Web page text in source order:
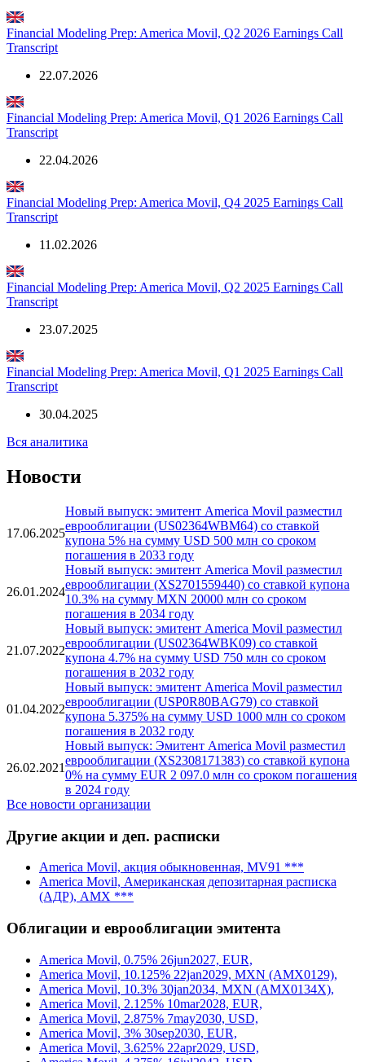
Аналитика о компании
Transcript
22.07.2026
Transcript
22.04.2026
Transcript
11.02.2026
Transcript
23.07.2025
Transcript
Новости
17.06.2025
Новый выпуск: эмитент America Movil разместил
еврооблигации (US02364WBM64) со ставкой
купона 5% на сумму USD 500 млн со сроком
погашения в 2033 году
26.01.2024
Новый выпуск: эмитент America Movil разместил
еврооблигации (XS2701559440) со ставкой купона
10.3% на сумму MXN 20000 млн со сроком
погашения в 2034 году
21.07.2022
Новый выпуск: эмитент America Movil разместил
еврооблигации (US02364WBK09) со ставкой
купона 4.7% на сумму USD 750 млн со сроком
погашения в 2032 году
01.04.2022
Новый выпуск: эмитент America Movil разместил
еврооблигации (USP0R80BAG79) со ставкой
купона 5.375% на сумму USD 1000 млн со сроком
погашения в 2032 году
Новый выпуск: Эмитент America Movil разместил
еврооблигации (XS2308171383) со ставкой купона
в 2024 году
Все новости организации
Другие акции и деп. расписки
America Movil, акция обыкновенная, MV91 ***
America Movil, Американская депозитарная расписка
(АДР), AMX ***
Облигации и еврооблигации эмитента
America Movil, 0.75% 26jun2027, EUR,
America Movil, 10.125% 22jan2029, MXN (AMX0129),
America Movil, 10.3% 30jan2034, MXN (AMX0134X),